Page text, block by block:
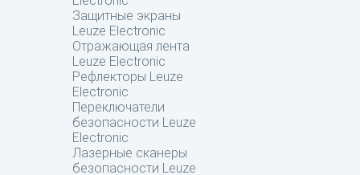
Защитные экраны
Leuze Electronic
Отражающая лента
Leuze Electronic
Рефлекторы Leuze
Electronic
Переключатели
безопасности Leuze
Electronic
Лазерные сканеры
безопасности Leuze